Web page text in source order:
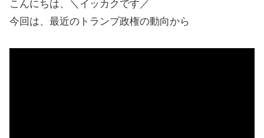
こんにちは、＼イッカクです／
今回は、最近のトランプ政権の動向から